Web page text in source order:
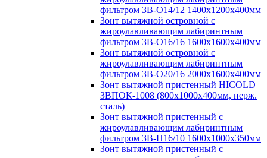
фильтром ЗВ-О14/12 1400х1200х400мм
Зонт вытяжной островной с
жироулавливающим лабиринтным
фильтром ЗВ-О16/16 1600х1600х400мм
Зонт вытяжной островной с
жироулавливающим лабиринтным
фильтром ЗВ-О20/16 2000х1600х400мм
Зонт вытяжной пристенный HICOLD
ЗВПОК-1008 (800х1000х400мм, нерж.
сталь)
Зонт вытяжной пристенный с
жироулавливающим лабиринтным
фильтром ЗВ-П16/10 1600х1000х350мм
Зонт вытяжной пристенный с